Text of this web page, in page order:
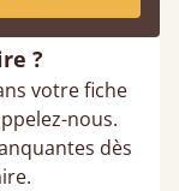
mon cadre
?
votre fiche
nous.
dès